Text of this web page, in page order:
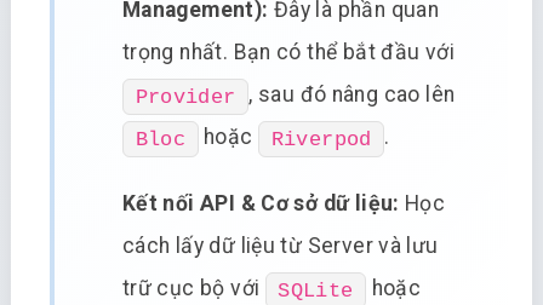
Management): Đây là phần quan
trọng nhất. Bạn có thể bắt đầu với
Provider , sau đó nâng cao lên
Bloc hoặc Riverpod .
Kết nối API & Cơ sở dữ liệu: Học
cách lấy dữ liệu từ Server và lưu
trữ cục bộ với
SQLite hoặc